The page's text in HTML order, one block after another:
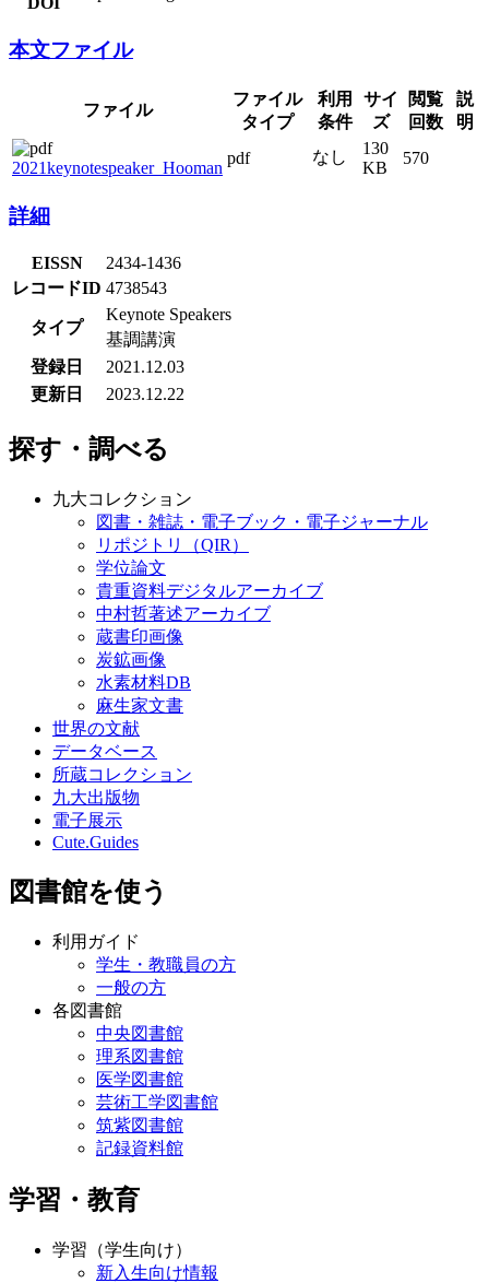
本文ファイル
ファイル
ファイル
タイプ
利用
条件
サイ
ズ
閲覧
回数
説
明
2021keynotespeaker_Hooman
pdf なし
130
KB
570
詳細
EISSN
2434-1436
レコードID 4738543
タイプ
Keynote Speakers
基調講演
登録日
2021.12.03
更新日
2023.12.22
探す・調べる
九大コレクション
図書・雑誌・電子ブック・電子ジャーナル
リポジトリ（QIR）
学位論文
貴重資料デジタルアーカイブ
中村哲著述アーカイブ
蔵書印画像
炭鉱画像
水素材料DB
麻生家文書
世界の文献
データベース
所蔵コレクション
九大出版物
電子展示
Cute.Guides
図書館を使う
利用ガイド
学生・教職員の方
一般の方
各図書館
中央図書館
理系図書館
医学図書館
芸術工学図書館
筑紫図書館
記録資料館
学習・教育
学習（学生向け）
新入生向け情報